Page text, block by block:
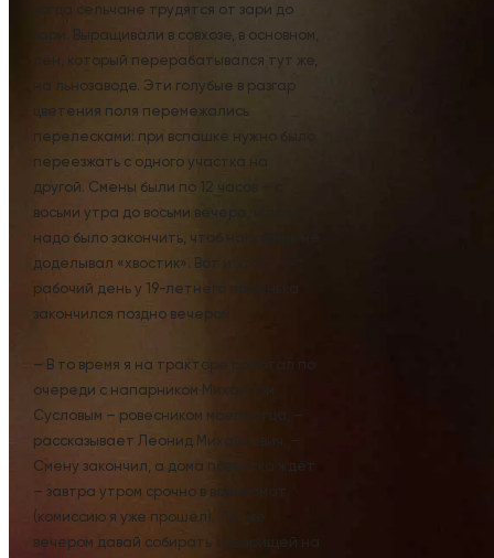
когда сельчане трудятся от зари до
зари. Выращивали в совхозе, в основном,
лён, который перерабатывался тут же,
на льнозаводе. Эти голубые в разгар
цветения поля перемежались
перелесками: при вспашке нужно было
переезжать с одного участка на
другой. Смены были по 12 часов – с
восьми утра до восьми вечера, и поле
надо было закончить, чтоб напарник не
доделывал «хвостик». Вот и этот
рабочий день у 19-летнего паренька
закончился поздно вечером.
– В то время я на тракторе работал по
очереди с напарником Михаилом
Сусловым – ровесником моего отца, –
рассказывает Леонид Михайлович. –
Смену закончил, а дома повестка ждёт
– завтра утром срочно в военкомат
(комиссию я уже прошёл). Тут же
вечером давай собирать товарищей на